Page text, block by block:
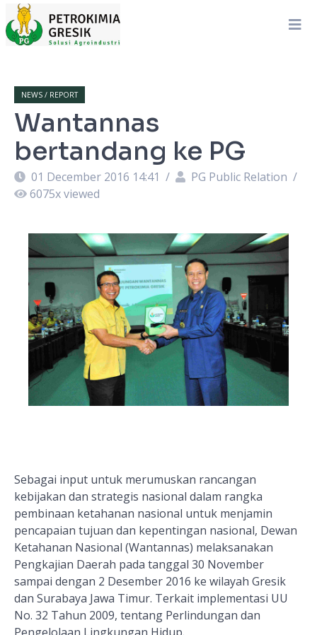
NEWS / REPORT
Wantannas
bertandang ke PG
01 December 2016 14:41 / PG Public Relation /
6075x viewed
Sebagai input untuk merumuskan rancangan
kebijakan dan strategis nasional dalam rangka
pembinaan ketahanan nasional untuk menjamin
pencapaian tujuan dan kepentingan nasional, Dewan
Ketahanan Nasional (Wantannas) melaksanakan
Pengkajian Daerah pada tanggal 30 November
sampai dengan 2 Desember 2016 ke wilayah Gresik
dan Surabaya Jawa Timur. Terkait implementasi UU
No. 32 Tahun 2009, tentang Perlindungan dan